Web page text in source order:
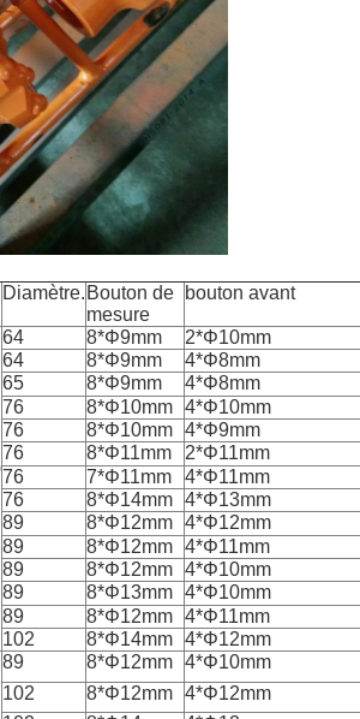
Diamètre. Bouton de
mesure
bouton avant
64 8*Φ9mm
2*Φ10mm
64
8*Φ9mm
4*Φ8mm
65
8*Φ9mm
4*Φ8mm
76
8*Φ10mm 4*Φ10mm
76
8*Φ10mm 4*Φ9mm
76
8*Φ11mm
2*Φ11mm
76
7*Φ11mm
4*Φ11mm
76
8*Φ14mm 4*Φ13mm
89
8*Φ12mm 4*Φ12mm
89
8*Φ12mm 4*Φ11mm
89
8*Φ12mm 4*Φ10mm
89
8*Φ13mm 4*Φ10mm
89
8*Φ12mm 4*Φ11mm
102
8*Φ14mm 4*Φ12mm
89 8*Φ12mm 4*Φ10mm
102
8*Φ12mm 4*Φ12mm